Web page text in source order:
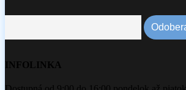
INFOLINKA